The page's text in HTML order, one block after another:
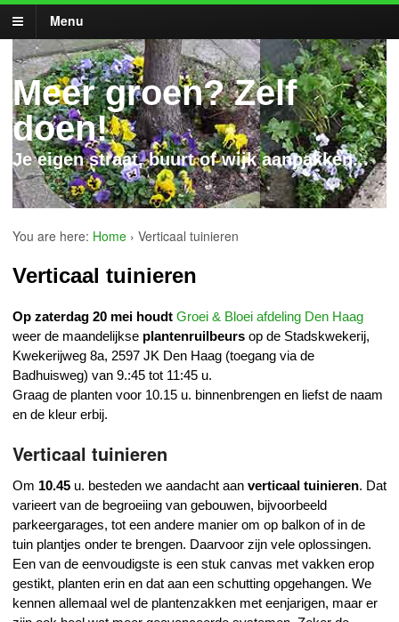
Menu
Meer groen? Zelf
doen!
Je eigen straat, buurt of wijk aanpakken...
You are here: Home › Verticaal tuinieren
Verticaal tuinieren
Op zaterdag 20 mei houdt Groei & Bloei afdeling Den Haag
weer de maandelijkse plantenruilbeurs op de Stadskwekerij,
Kwekerijweg 8a, 2597 JK Den Haag (toegang via de
Badhuisweg) van 9.:45 tot 11:45 u.
Graag de planten voor 10.15 u. binnenbrengen en liefst de naam
en de kleur erbij.
Verticaal tuinieren
Om 10.45 u. besteden we aandacht aan verticaal tuinieren. Dat
varieert van de begroeiing van gebouwen, bijvoorbeeld
parkeergarages, tot een andere manier om op balkon of in de
tuin plantjes onder te brengen. Daarvoor zijn vele oplossingen.
Een van de eenvoudigste is een stuk canvas met vakken erop
gestikt, planten erin en dat aan een schutting opgehangen. We
kennen allemaal wel de plantenzakken met eenjarigen, maar er